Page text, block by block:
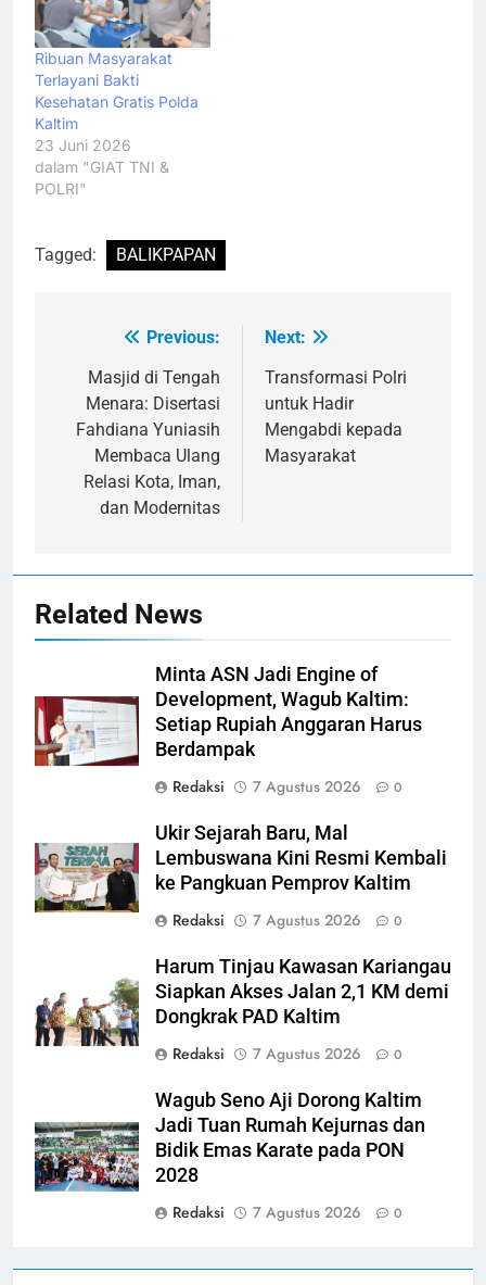
Ribuan Masyarakat
Terlayani Bakti
Kesehatan Gratis Polda
Kaltim
23 Juni 2026
dalam "GIAT TNI &
POLRI"
Tagged: BALIKPAPAN
Navigasi
pos
Previous:
Masjid di Tengah
Menara: Disertasi
Fahdiana Yuniasih
Membaca Ulang
Relasi Kota, Iman,
dan Modernitas
Next:
Transformasi Polri
untuk Hadir
Mengabdi kepada
Masyarakat
Related News
Minta ASN Jadi Engine of
Development, Wagub Kaltim:
Setiap Rupiah Anggaran Harus
Berdampak
Redaksi
7 Agustus 2026 0
Ukir Sejarah Baru, Mal
Lembuswana Kini Resmi Kembali
ke Pangkuan Pemprov Kaltim
Redaksi
7 Agustus 2026 0
Harum Tinjau Kawasan Kariangau
Siapkan Akses Jalan 2,1 KM demi
Dongkrak PAD Kaltim
Redaksi
7 Agustus 2026 0
Wagub Seno Aji Dorong Kaltim
Jadi Tuan Rumah Kejurnas dan
Bidik Emas Karate pada PON
2028
Redaksi
7 Agustus 2026 0